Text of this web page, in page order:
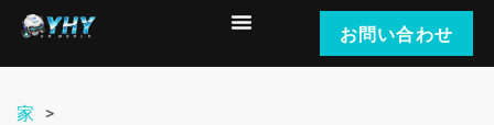
お問い合わせ
家 >